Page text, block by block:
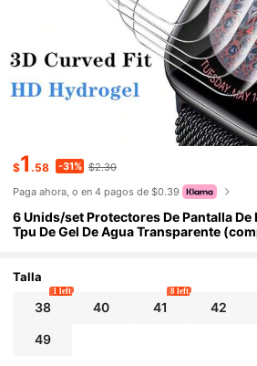
$1.58 -31% $2.30
Paga ahora, o en 4 pagos de $0.39
6 Unids/set Protectores De Pantalla De
Tpu De Gel De Agua Transparente
Talla
38
1 left
40 41
8 left
42
49